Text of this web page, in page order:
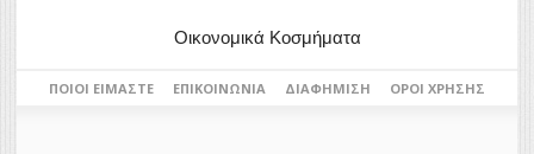
Οικονομικά Κοσμήματα
ΠΟΙΟΙ ΕΊΜΑΣΤΕ ΕΠΙΚΟΙΝΩΝΊΑ ΔΙΑΦΉΜΙΣΗ ΌΡΟΙ ΧΡΉΣΗΣ